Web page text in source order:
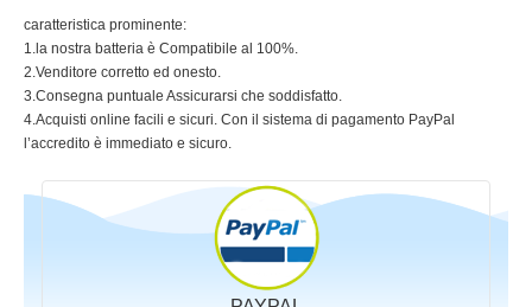
caratteristica prominente:
1.la nostra batteria è Compatibile al 100%.
2.Venditore corretto ed onesto.
3.Consegna puntuale Assicurarsi che soddisfatto.
4.Acquisti online facili e sicuri. Con il sistema di pagamento PayPal
l’accredito è immediato e sicuro.